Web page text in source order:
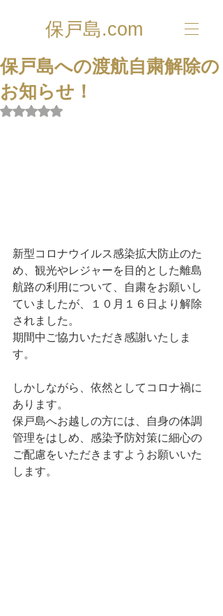
保戸島.com
保戸島への渡航自粛解除の
お知らせ！
5つ星のうちNaNと評価されています。
新型コロナウイルス感染拡大防止のた
め、観光やレジャーを目的とした離島
航路の利用について、自粛をお願いし
ていましたが、１０月１６日より解除
されました。
期間中ご協力いただき感謝いたしま
す。
しかしながら、依然としてコロナ禍に
あります。
保戸島へお越しの方には、自身の体調
管理をはしめ、感染予防対策に細心の
ご配慮をいただきますようお願いいた
します。